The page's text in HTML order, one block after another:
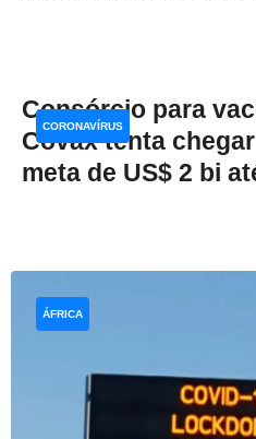
Consórcio para
Covax tenta
meta de US$ 2 bi
CORONAVÍRUS
ÁFRICA